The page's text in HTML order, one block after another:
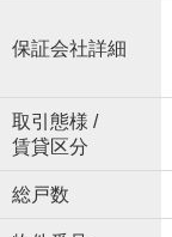
保証会社詳細
取引態様 /
賃貸区分
総戸数